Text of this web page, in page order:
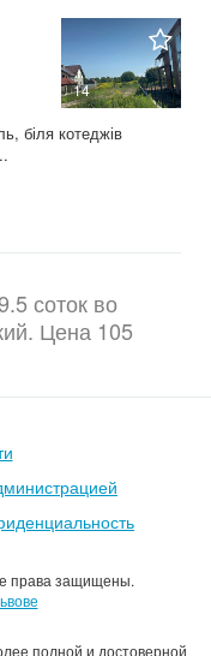
14
біля котеджів
соток во
Цена 105
права защищены.
полной и достоверной